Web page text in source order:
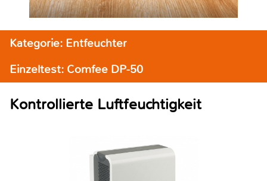
Kategorie: Entfeuchter
Einzeltest: Comfee DP-50
Kontrollierte Luftfeuchtigkeit